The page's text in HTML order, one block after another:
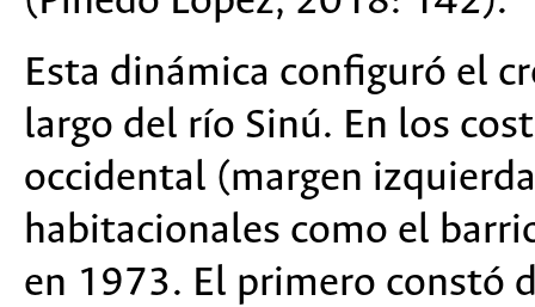
Esta dinámica configuró el
largo del río Sinú. En los
occidental (margen
habitacionales como el
en 1973. El primero constó